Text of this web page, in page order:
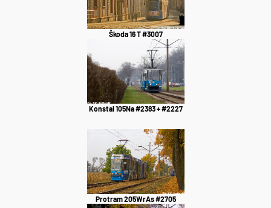
Škoda 16 T #3007
Konstal 105Na #2383 + #2227
Protram 205WrAs #2705